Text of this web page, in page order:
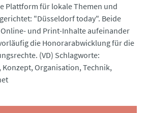
Plattform für lokale Themen und
"Düsseldorf today". Beide
und Print-Inhalte aufeinander
die Honorarabwicklung für die
(VD) Schlagworte:
Organisation, Technik,